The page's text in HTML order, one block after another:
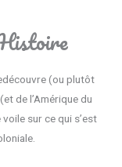
(ou plutôt
de l’Amérique du
sur ce qui s’est